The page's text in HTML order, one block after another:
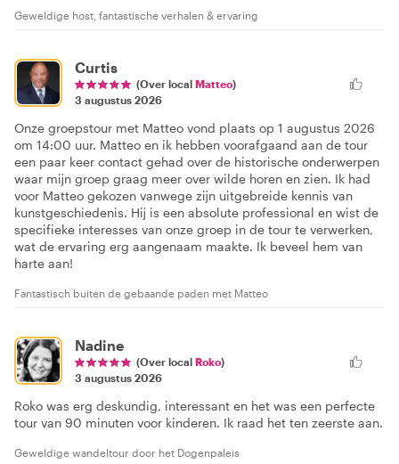
Geweldige host, fantastische verhalen & ervaring
Curtis
(Over local Matteo)
3 augustus 2026
Onze groepstour met Matteo vond plaats op 1 augustus 2026
om 14:00 uur. Matteo en ik hebben voorafgaand aan de tour
een paar keer contact gehad over de historische onderwerpen
waar mijn groep graag meer over wilde horen en zien. Ik had
voor Matteo gekozen vanwege zijn uitgebreide kennis van
kunstgeschiedenis. Hij is een absolute professional en wist de
specifieke interesses van onze groep in de tour te verwerken,
wat de ervaring erg aangenaam maakte. Ik beveel hem van
harte aan!
Fantastisch buiten de gebaande paden met Matteo
Nadine
(Over local Roko)
3 augustus 2026
Roko was erg deskundig, interessant en het was een perfecte
tour van 90 minuten voor kinderen. Ik raad het ten zeerste aan.
Geweldige wandeltour door het Dogenpaleis